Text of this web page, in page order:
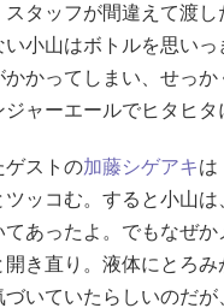
タッフが間違えて渡し
い小山はボトルを思いっ
かってしまい、せっか
ジャーエールでヒタヒ
ストの加藤シゲアキは
ッコむ。すると小山は
あったよ。でもなぜか
き直り。液体にとろみ
いていたらしいのだが